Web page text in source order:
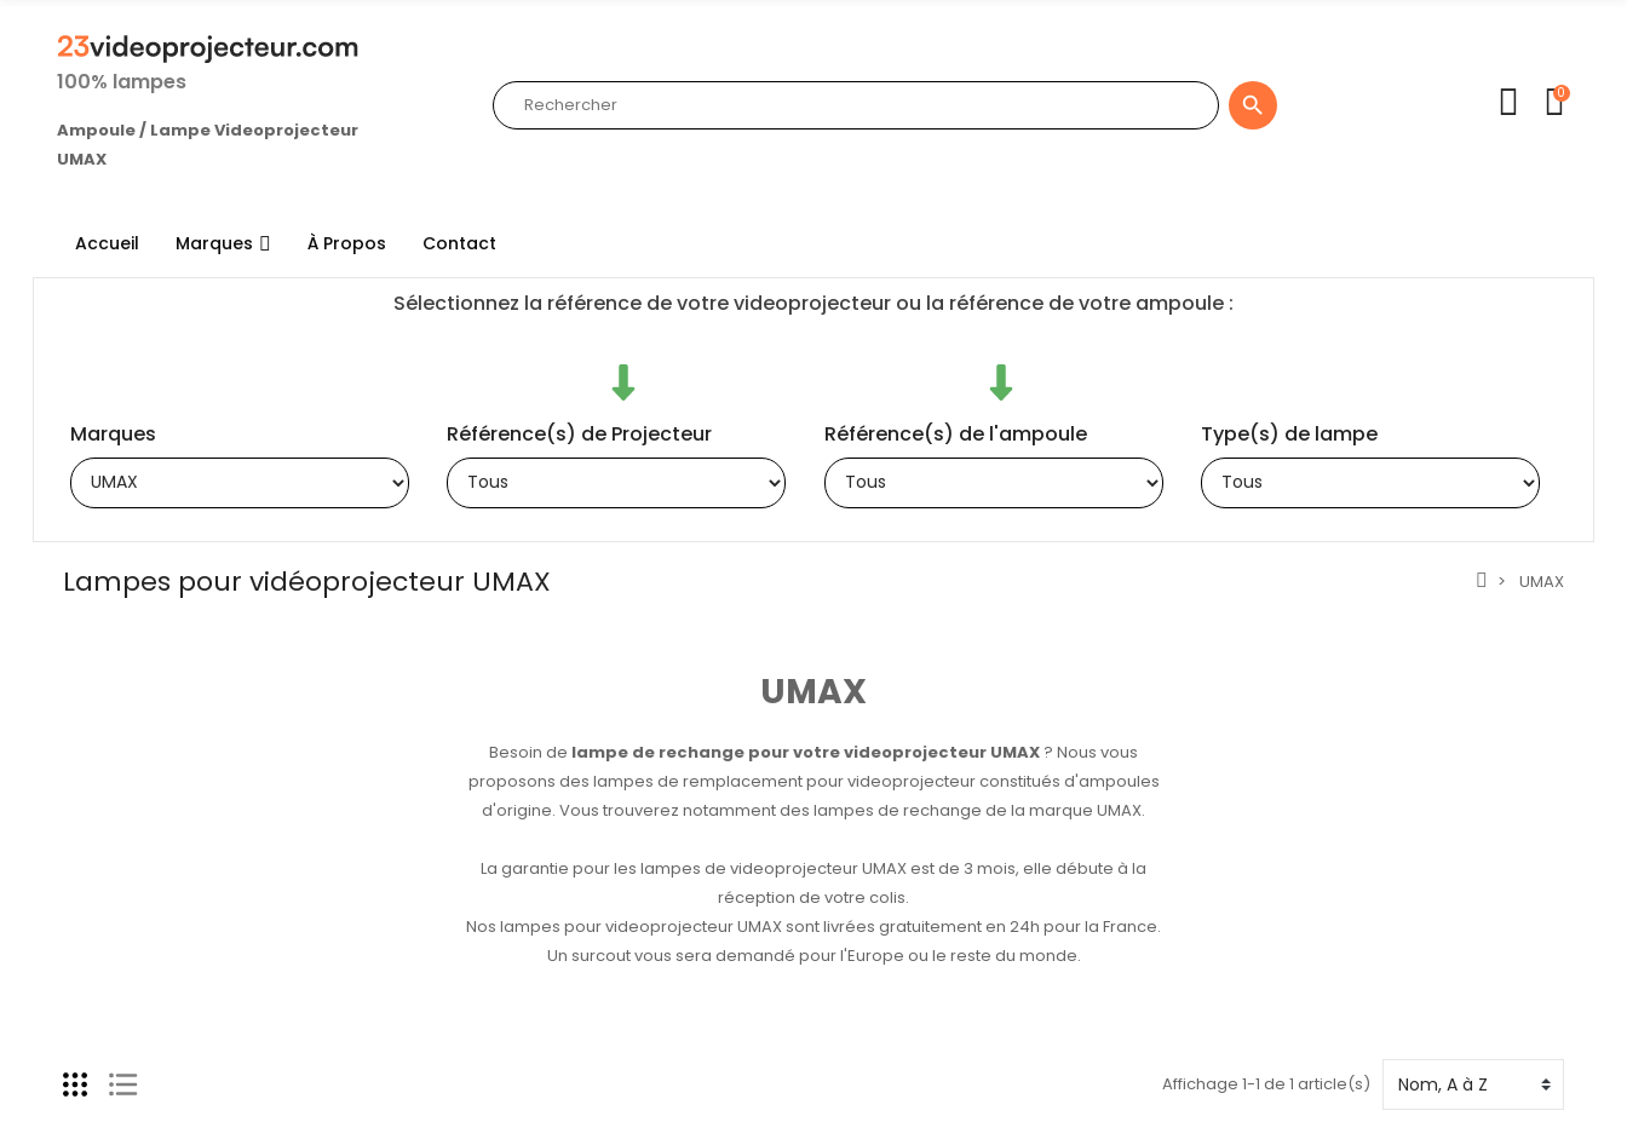
100% lampes
Ampoule / Lampe Videoprojecteur
UMAX
 0
Accueil Marques À Propos Contact
Sélectionnez la référence de votre videoprojecteur ou la référence de votre ampoule :
Marques Référence(s) de Projecteur Référence(s) de l'ampoule Type(s) de lampe
Lampes pour vidéoprojecteur UMAX UMAX
UMAX
Besoin de lampe de rechange pour votre videoprojecteur UMAX ? Nous vous
proposons des lampes de remplacement pour videoprojecteur constitués d'ampoules
d'origine. Vous trouverez notamment des lampes de rechange de la marque UMAX.
La garantie pour les lampes de videoprojecteur UMAX est de 3 mois, elle débute à la
réception de votre colis.
Nos lampes pour videoprojecteur UMAX sont livrées gratuitement en 24h pour la France.
Un surcout vous sera demandé pour l'Europe ou le reste du monde.
Affichage 1-1 de 1 article(s)